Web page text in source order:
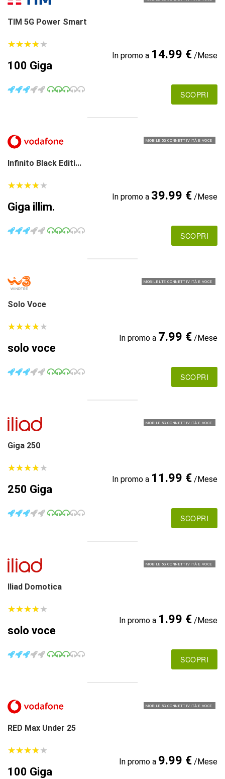
TIM 5G Power Smart
★★★★★
★★★★★
100 Giga
In promo a 14.99 €/Mese
SCOPRI
MOBILE 5G CONNETTIVITÀ E VOCE
Infinito Black Editi...
★★★★★
★★★★★
Giga illim.
In promo a 39.99 €/Mese
SCOPRI
MOBILE LTE CONNETTIVITÀ E VOCE
Solo Voce
★★★★★
★★★★★
solo voce
In promo a 7.99 €/Mese
SCOPRI
MOBILE 5G CONNETTIVITÀ E VOCE
Giga 250
★★★★★
★★★★★
250 Giga
In promo a 11.99 €/Mese
SCOPRI
MOBILE 5G CONNETTIVITÀ E VOCE
Iliad Domotica
★★★★★
★★★★★
solo voce
In promo a 1.99 €/Mese
SCOPRI
MOBILE 5G CONNETTIVITÀ E VOCE
RED Max Under 25
★★★★★
★★★★★
100 Giga
In promo a 9.99 €/Mese